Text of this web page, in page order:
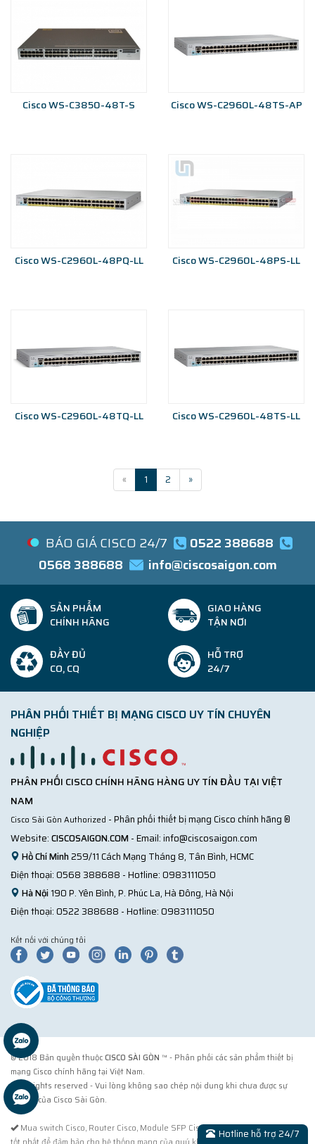
Cisco WS-C3850-48T-S Cisco WS-C2960L-48TS-AP
Cisco WS-C2960L-48PQ-LL Cisco WS-C2960L-48PS-LL
Cisco WS-C2960L-48TQ-LL Cisco WS-C2960L-48TS-LL
« 1 2 »
BÁO GIÁ CISCO 24/7
0522 388688
0568 388688
info@ciscosaigon.com
SẢN PHẨM
CHÍNH HÃNG
GIAO HÀNG
TẬN NƠI
ĐẦY ĐỦ
CO, CQ
HỖ TRỢ
24/7
PHÂN PHỐI THIẾT BỊ MẠNG CISCO UY TÍN CHUYÊN
NGHIỆP
PHÂN PHỐI CISCO CHÍNH HÃNG HÀNG UY TÍN ĐẦU TẠI VIỆT
NAM
Cisco Sài Gòn Authorized - Phân phối thiết bị mạng Cisco chính hãng ®
Website:CISCOSAIGON.COM - Email:info@ciscosaigon.com
Hồ Chí Minh259/11 Cách Mạng Tháng 8, Tân Bình, HCMC
Điện thoại:0568 388688 - Hotline:0983111050
Hà Nội190 P. Yên Bình, P. Phúc La, Hà Đông, Hà Nội
Điện thoại:0522 388688 - Hotline:0983111050
Kết nối với chúng tôi
© 2018 Bản quyền thuộcCISCO SÀI GÒN ™ - Phân phối các sản phẩm thiết bị
mạng Cisco chính hãng tại Việt Nam.
® All rights reserved - Vui lòng không sao chép nội dung khi chưa được sự
đồng ý của Cisco Sài Gòn.
Mua switch Cisco, Router Cisco, Module SFP Cisco tại Cisco Sài Gòn. Cách
Hotline hỗ trợ 24/7